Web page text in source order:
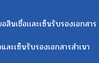
นเชื่อเเละเซ็นรับรองเอกสาร
ะเซ็นรับรองเอกสารสำเนา